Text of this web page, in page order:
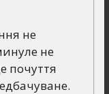
не
не
почуття